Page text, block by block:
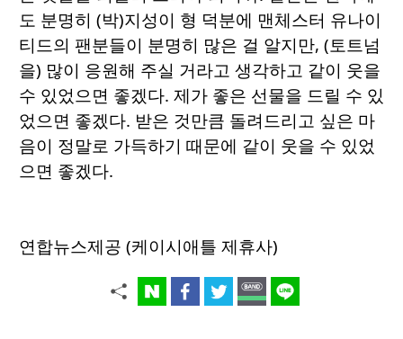
도 분명히 (박)지성이 형 덕분에 맨체스터 유나이
티드의 팬분들이 분명히 많은 걸 알지만, (토트넘
을) 많이 응원해 주실 거라고 생각하고 같이 웃을
수 있었으면 좋겠다. 제가 좋은 선물을 드릴 수 있
었으면 좋겠다. 받은 것만큼 돌려드리고 싶은 마
음이 정말로 가득하기 때문에 같이 웃을 수 있었
으면 좋겠다.
연합뉴스제공 (케이시애틀 제휴사)